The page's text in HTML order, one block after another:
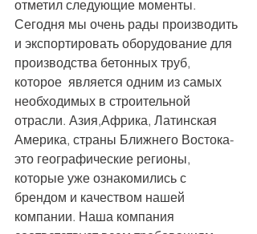
отметил следующие моменты.
Сегодня мы очень рады производить
и экспортировать оборудование для
производства бетонных труб,
которое  является одним из самых
необходимых в строительной
отрасли. Азия,Африка, Латинская
Америка, страны Ближнего Востока-
это географические регионы,
которые уже ознакомились с
брендом и качеством нашей
компании. Наша компания